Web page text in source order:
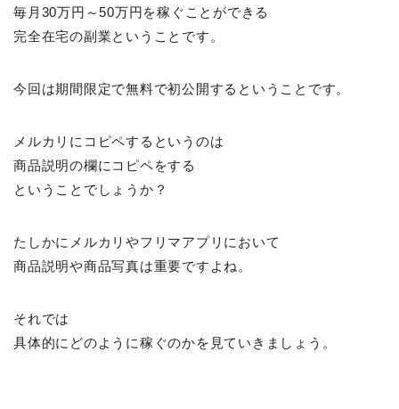
毎月30万円～50万円を稼ぐことができる
完全在宅の副業ということです。
今回は期間限定で無料で初公開するということです。
メルカリにコピペするというのは
商品説明の欄にコピペをする
ということでしょうか？
たしかにメルカリやフリマアプリにおいて
商品説明や商品写真は重要ですよね。
それでは
具体的にどのように稼ぐのかを見ていきましょう。